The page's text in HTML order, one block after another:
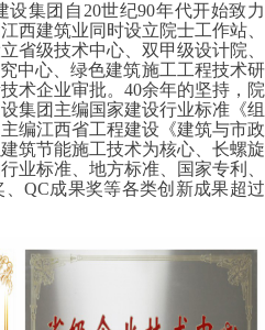
设集团自20世纪90年代开始致力
西建筑业同时设立院士工作站、
省级技术中心、双甲级设计院、
中心、绿色建筑施工工程技术研
术企业审批。40余年的坚持，院
集团主编国家建设行业标准《组
编江西省工程建设《建筑与市政
筑节能施工技术为核心、长螺旋
业标准、地方标准、国家专利、
QC成果奖等各类创新成果超过